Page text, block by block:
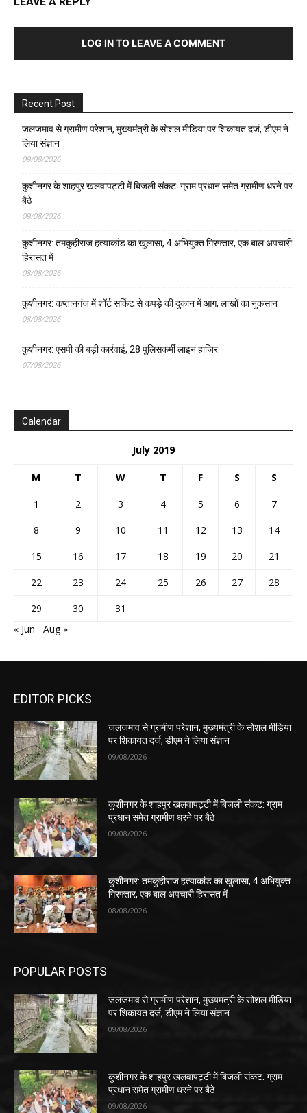
LOG IN TO LEAVE A COMMENT
Recent Post
जलजमाव से ग्रामीण परेशान, मुख्यमंत्री के सोशल मीडिया पर शिकायत दर्ज, डीएम ने
लिया संज्ञान
09/08/2026
कुशीनगर के शाहपुर खलवापट्टी में बिजली संकट: ग्राम प्रधान समेत ग्रामीण धरने पर
बैठे
09/08/2026
कुशीनगर: तमकुहीराज हत्याकांड का खुलासा, 4 अभियुक्त गिरफ्तार, एक बाल अपचारी
हिरासत में
08/08/2026
कुशीनगर: कप्तानगंज में शॉर्ट सर्किट से कपड़े की दुकान में आग, लाखों का नुकसान
08/08/2026
कुशीनगर: एसपी की बड़ी कार्रवाई, 28 पुलिसकर्मी लाइन हाजिर
07/08/2026
Calendar
July 2019
M T W T F S S
1 2 3 4 5 6
7
8
9 10 11 12 13
14
15
16 17 18 19 20
21
22
23 24 25 26 27
28
29
30
31
« Jun
Aug »
EDITOR PICKS
जलजमाव से ग्रामीण परेशान, मुख्यमंत्री के सोशल मीडिया
पर शिकायत दर्ज, डीएम ने लिया संज्ञान
09/08/2026
कुशीनगर के शाहपुर खलवापट्टी में बिजली संकट: ग्राम
प्रधान समेत ग्रामीण धरने पर बैठे
09/08/2026
कुशीनगर: तमकुहीराज हत्याकांड का खुलासा, 4 अभियुक्त
गिरफ्तार, एक बाल अपचारी हिरासत में
08/08/2026
POPULAR POSTS
जलजमाव से ग्रामीण परेशान, मुख्यमंत्री के सोशल मीडिया
पर शिकायत दर्ज, डीएम ने लिया संज्ञान
09/08/2026
कुशीनगर के शाहपुर खलवापट्टी में बिजली संकट: ग्राम
प्रधान समेत ग्रामीण धरने पर बैठे
09/08/2026